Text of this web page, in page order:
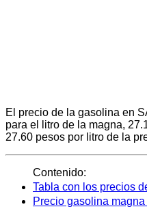
El precio de la gasolina en
para el litro de la magna,
27.60 pesos por litro de la
Contenido:
Tabla con los precios
Precio gasolina